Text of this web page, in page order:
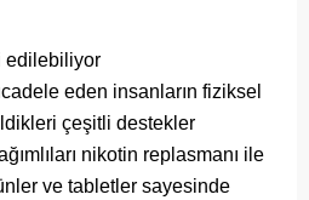
edilebiliyor
eden insanların fiziksel
çeşitli destekler
nikotin replasmanı ile
ve tabletler sayesinde